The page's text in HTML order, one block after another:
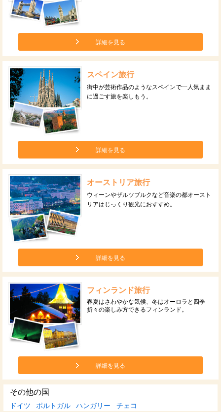
詳細を見る
スペイン旅行
街中が芸術作品のようなスペインで一人気まま
に過ごす旅を楽しもう。
詳細を見る
オーストリア旅行
ウィーンやザルツブルクなど音楽の都オースト
リアはじっくり観光におすすめ。
詳細を見る
フィンランド旅行
春夏はさわやかな気候、冬はオーロラと四季
折々の楽しみ方できるフィンランド。
詳細を見る
その他の国
ドイツ ポルトガル ハンガリー チェコ